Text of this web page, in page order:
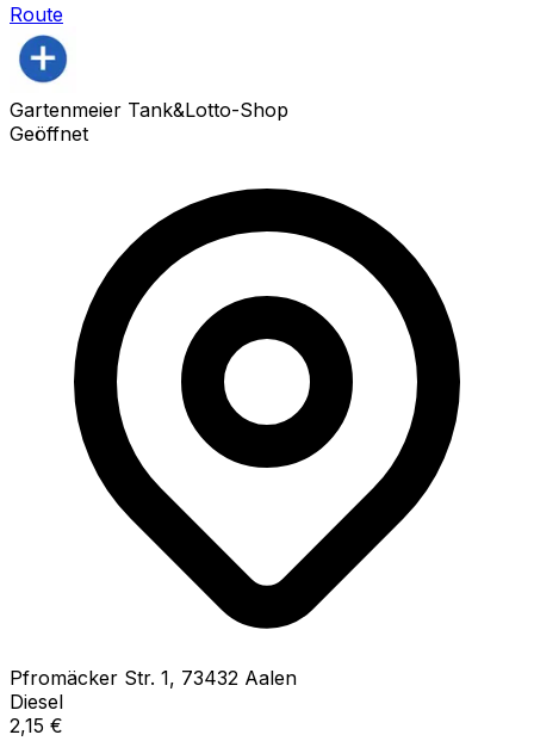
Route
Gartenmeier Tank&Lotto-Shop
Geöffnet
Pfromäcker Str. 1, 73432 Aalen
Diesel
2,15 €